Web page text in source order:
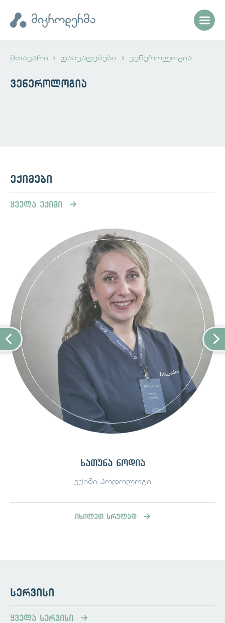
მთავარი დაავადებები ვენეროლოგია
ვენეროლოგია
ექიმები
ყველა ექიმი
ხათუნა ნოდია
ექიმი პოდოლოგი
იხილეთ სრულად
სერვისი
ყველა სერვისი